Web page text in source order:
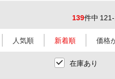
139件中
人気順 新着順 価格
在庫あり